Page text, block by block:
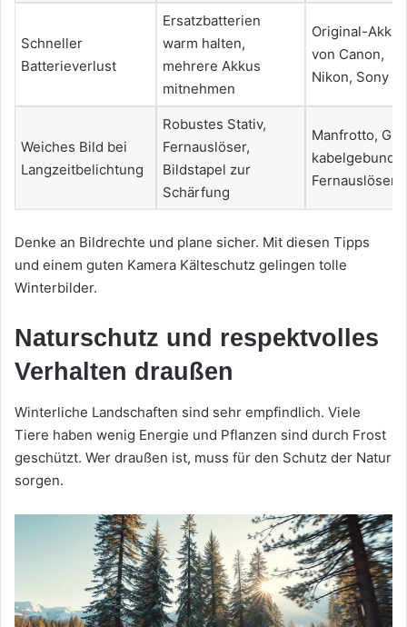
Schneller
Batterieverlust
Ersatzbatterien
warm halten,
mehrere Akkus
mitnehmen
Original-Akkus
von Canon,
Nikon, Sony
Weiches Bild bei
Langzeitbelichtung
Robustes Stativ,
Fernauslöser,
Bildstapel zur
Schärfung
Manfrotto,
Fernauslöser
Denke an Bildrechte und plane sicher. Mit diesen Tipps
und einem guten Kamera Kälteschutz gelingen tolle
Winterbilder.
Naturschutz und respektvolles
Verhalten draußen
Winterliche Landschaften sind sehr empfindlich. Viele
Tiere haben wenig Energie und Pflanzen sind durch Frost
geschützt. Wer draußen ist, muss für den Schutz der Natur
sorgen.